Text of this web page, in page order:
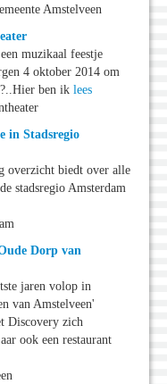
Amstelveen
muzikaal feestje
4 oktober 2014 om
ben ik lees
in Stadsregio
overzicht biedt over alle
stadsregio Amsterdam
Dorp van
jaren volop in
van Amstelveen'
Discovery zich
ook een restaurant